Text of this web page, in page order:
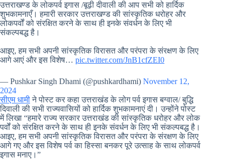
उत्तराखण्ड के लोकपर्व इगास /बूढ़ी दीवाली की आप सभी को हार्दिक
शुभकामनाएँ। हमारी सरकार उत्तराखण्ड की सांस्कृतिक धरोहर और
लोकपर्वों को संरक्षित करने के साथ ही इनके संवर्धन के लिए भी
संकल्पबद्ध है।
आइए, हम सभी अपनी सांस्कृतिक विरासत और परंपरा के संरक्षण के लिए
आगे आएं और इस विशेष… pic.twitter.com/JnB1cfZEI0
— Pushkar Singh Dhami (@pushkardhami) November 12,
2024
सीएम धामीने पोस्ट कर कहा उत्तराखंड के लोग पर्व इगास बग्वाल/ बुद्धि
दिवाली की सभी राज्यवासियों को हार्दिक शुभकामनाएं दी। उन्होंने पोस्ट
में लिखा “हमारे राज्य सरकार उत्तराखंड की सांस्कृतिक धरोहर और लोक
पर्वों को संरक्षित करने के साथ ही इनके संवर्धन के लिए भी संकल्पबद्ध है।
आइए, हम सभी अपनी सांस्कृतिक विरासत और परंपरा के संरक्षण के लिए
आगे गए और इस विशेष पर्व का हिस्सा बनकर पूरे उत्साह के साथ लोकपर्व
इगास मनाए।”